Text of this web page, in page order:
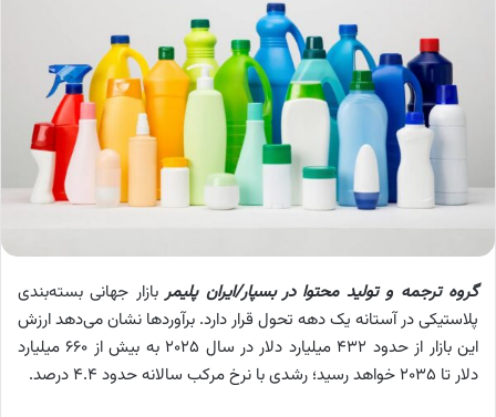
گروه ترجمه و تولید محتوا در بسپار/ایران پلیمربازار جهانی بسته‌بندی
پلاستیکی در آستانه یک دهه تحول قرار دارد. برآوردها نشان می‌دهد ارزش
این بازار از حدود ۴۳۲ میلیارد دلار در سال ۲۰۲۵ به بیش از ۶۶۰ میلیارد
دلار تا ۲۰۳۵ خواهد رسید؛ رشدی با نرخ مرکب سالانه حدود ۴.۴ درصد.